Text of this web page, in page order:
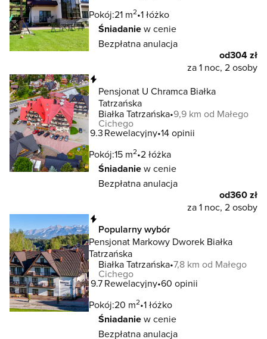
Pokój:21 m2 1 łóżko
Śniadaniew cenie
Bezpłatna anulacja
od304 zł
za 1 noc, 2 osoby
Pensjonat U Chramca Białka
Tatrzańska
Białka Tatrzańska 9,9 km od Małego
Cichego
9.3Rewelacyjny 14 opinii
Pokój:15 m2 2 łóżka
Śniadaniew cenie
Bezpłatna anulacja
od360 zł
za 1 noc, 2 osoby
Popularny wybór
Pensjonat Markowy Dworek Białka
Tatrzańska
Białka Tatrzańska 7,8 km od Małego
Cichego
9.7Rewelacyjny 60 opinii
Pokój:20 m2 1 łóżko
Śniadaniew cenie
Bezpłatna anulacja